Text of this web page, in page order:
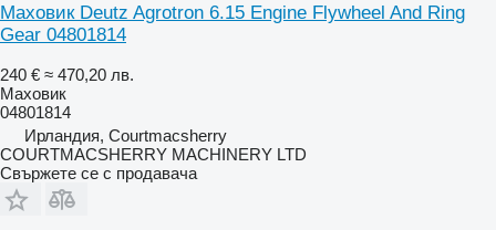
Маховик Deutz Agrotron 6.15 Engine Flywheel And Ring
Gear 04801814
240 € ≈ 470,20 лв.
Маховик
04801814
Ирландия, Courtmacsherry
COURTMACSHERRY MACHINERY LTD
Свържете се с продавача